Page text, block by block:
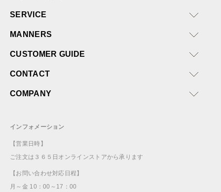
SERVICE
MANNERS
CUSTOMER GUIDE
CONTACT
COMPANY
インフォメーション
【営業日時】
ご注文は３６５日オンラインストアから承ります
【お問い合わせ対応日程】
月～金 10：00～17：00